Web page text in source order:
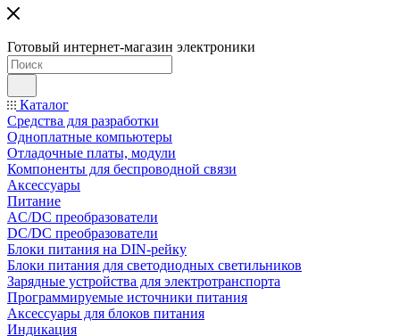
Готовый интернет-магазин электроники
Каталог
Средства для разработки
Одноплатные компьютеры
Отладочные платы, модули
Компоненты для беспроводной связи
Аксессуары
Питание
AC/DC преобразователи
DC/DC преобразователи
Блоки питания на DIN-рейку
Блоки питания для светодиодных светильников
Зарядные устройства для электротранспорта
Программируемые источники питания
Аксессуары для блоков питания
Индикация